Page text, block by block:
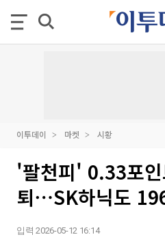
이투데이 마켓 시황
'팔천피' 0.33포
퇴⋯SK하닉도
입력 2026-05-12 16:14